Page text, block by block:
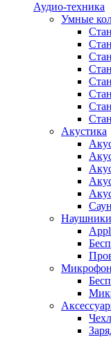
Аудио-техника
Умные
Акустика
Наушники